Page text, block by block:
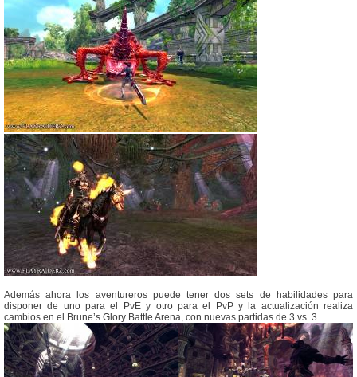
Además ahora los aventureros puede tener dos sets de habilidades para
disponer de uno para el PvE y otro para el PvP y la actualización realiza
cambios en el Brune’s Glory Battle Arena, con nuevas partidas de 3 vs. 3.